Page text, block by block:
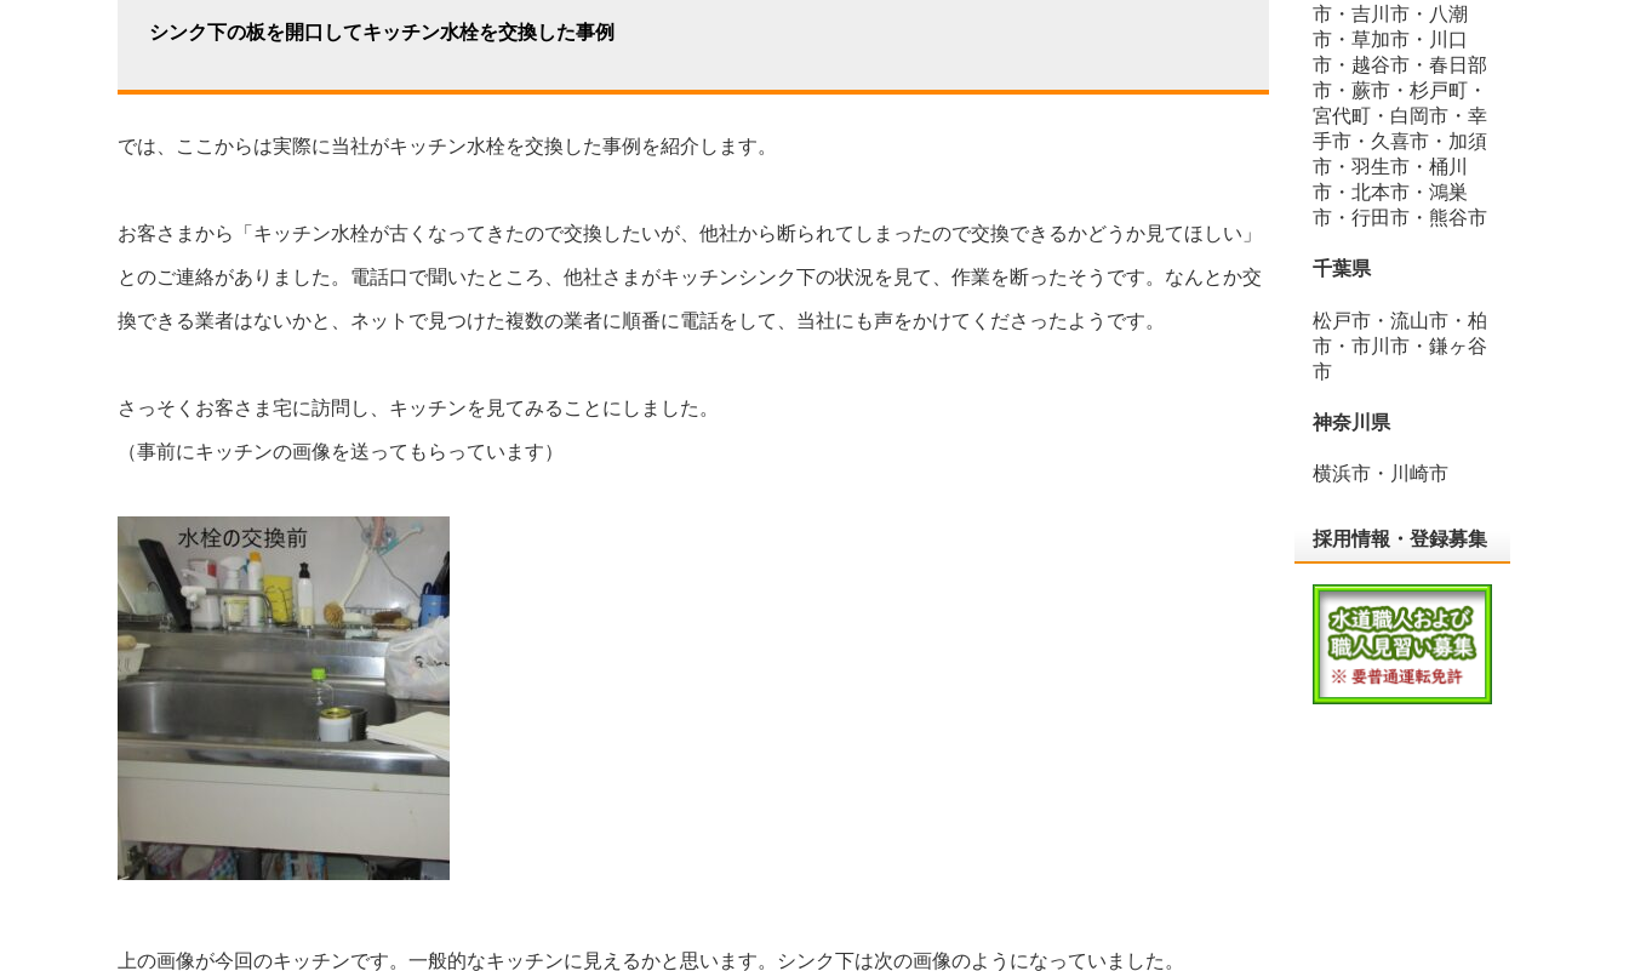
シンク下の板を開口してキッチン水栓を交換した事例
では、ここからは実際に当社がキッチン水栓を交換した事例を紹介します。
お客さまから「キッチン水栓が古くなってきたので交換したいが、他社から断られてしまったので交換できるかどうか見てほしい」
とのご連絡がありました。電話口で聞いたところ、他社さまがキッチンシンク下の状況を見て、作業を断ったそうです。なんとか交
換できる業者はないかと、ネットで見つけた複数の業者に順番に電話をして、当社にも声をかけてくださったようです。
さっそくお客さま宅に訪問し、キッチンを見てみることにしました。
（事前にキッチンの画像を送ってもらっています）
上の画像が今回のキッチンです。一般的なキッチンに見えるかと思います。シンク下は次の画像のようになっていました。
市・吉川市・八潮
市・草加市・川口
市・越谷市・春日部
市・蕨市・杉戸町・
宮代町・白岡市・幸
手市・久喜市・加須
市・羽生市・桶川
市・北本市・鴻巣
市・行田市・熊谷市
千葉県
松戸市・流山市・柏
市・市川市・鎌ヶ谷
市
神奈川県
横浜市・川崎市
採用情報・登録募集